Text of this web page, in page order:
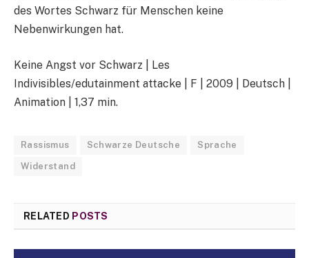
des Wortes Schwarz für Menschen keine
Nebenwirkungen hat.
Keine Angst vor Schwarz | Les
Indivisibles/edutainment attacke | F | 2009 | Deutsch |
Animation | 1,37 min.
Rassismus Schwarze Deutsche Sprache
Widerstand
RELATED POSTS